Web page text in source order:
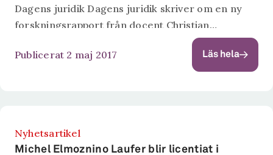
Dagens juridik Dagens juridik skriver om en ny
forskningsrapport från docent Christian
Sandström vid Chalmers Tekniska Högskola och
forskningsinstitutet Ratio. Sandström har
undersökt i vilken utsträckning digitala lösningar
Publicerat 2 maj 2017 Läs hela
Nyhetsartikel
Michel Elmoznino Laufer blir licentiat i